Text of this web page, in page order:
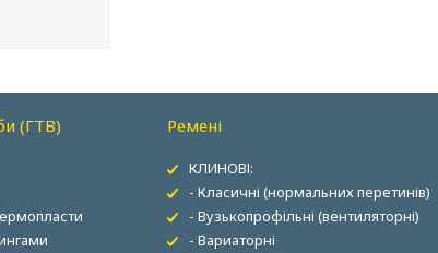
(ГТВ) Ремені
КЛИНОВІ:
- Класичні (нормальних перетинів)
- Вузькопрофільні (вентиляторні)
- Вариаторні